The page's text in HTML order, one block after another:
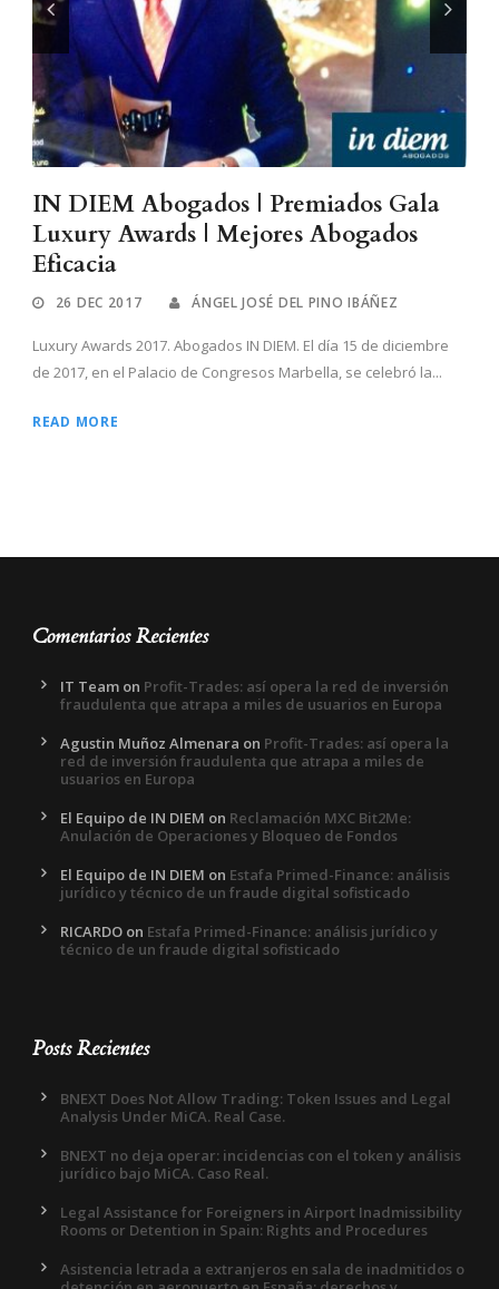
IN DIEM Abogados | Premiados Gala
Luxury Awards | Mejores Abogados
Eficacia
26 DEC 2017 ÁNGEL JOSÉ DEL PINO IBÁÑEZ
Luxury Awards 2017. Abogados IN DIEM. El día 15 de diciembre
de 2017, en el Palacio de Congresos Marbella, se celebró la...
READ MORE
Comentarios Recientes
IT Team on Profit-Trades: así opera la red de inversión
fraudulenta que atrapa a miles de usuarios en Europa
Agustin Muñoz Almenara on Profit-Trades: así opera la
red de inversión fraudulenta que atrapa a miles de
usuarios en Europa
El Equipo de IN DIEM on Reclamación MXC Bit2Me:
Anulación de Operaciones y Bloqueo de Fondos
El Equipo de IN DIEM on Estafa Primed-Finance: análisis
jurídico y técnico de un fraude digital sofisticado
RICARDO on Estafa Primed-Finance: análisis jurídico y
técnico de un fraude digital sofisticado
Posts Recientes
BNEXT Does Not Allow Trading: Token Issues and Legal
Analysis Under MiCA. Real Case.
BNEXT no deja operar: incidencias con el token y análisis
jurídico bajo MiCA. Caso Real.
Legal Assistance for Foreigners in Airport Inadmissibility
Rooms or Detention in Spain: Rights and Procedures
Asistencia letrada a extranjeros en sala de inadmitidos o